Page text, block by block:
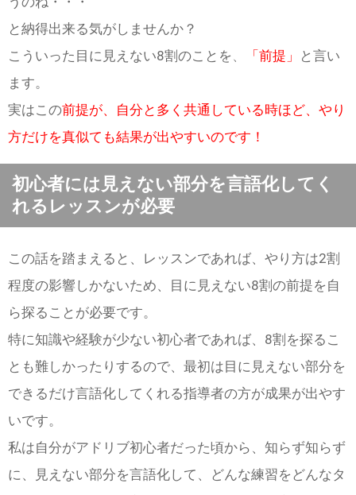
と納得出来る気がしませんか？
こういった目に見えない8割のことを
「前提」
と言い
ます。
実はこの前提が、自分と多く共通している時ほど、やり
方だけを真似ても結果が出やすいのです！
初心者には見えない部分を言語化してく
れるレッスンが必要
この話を踏まえると、レッスンであれば、やり方は2割
程度の影響しかないため、目に見えない8割の前提を自
ら探ることが必要です。
特に知識や経験が少ない初心者であれば、8割を探るこ
とも難しかったりするので、最初は目に見えない部分を
できるだけ言語化してくれる指導者の方が成果が出やす
いです。
私は自分がアドリブ初心者だった頃から、知らず知らず
に、見えない部分を言語化して、どんな練習をどんなタ